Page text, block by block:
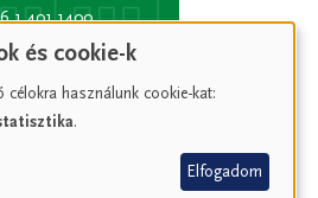
1 401 1400
[kukac]bp16.hu
kapu rövid
XVIPOLG
és cookie-k
célokra használunk cookie-kat:
.
Elfogadom